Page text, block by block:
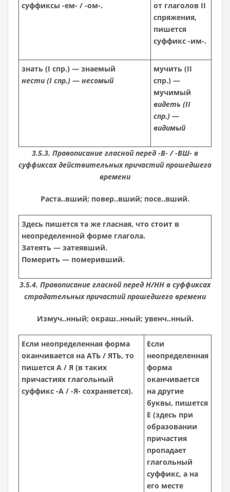
суффиксы -ем- / -ом-.
от глаголов II
спряжения,
пишется
суффикс -им-.
знать (I спр.) — знаемый
нести (I спр.) — несомый
мучить (II
спр.) —
мучимый
видеть (II
спр.) —
видимый
3.5.3. Правописание гласной перед -В- / -ВШ- в
суффиксах действительных причастий прошедшего
времени
Раста..вший; повер..вший; посе..вший.
Здесь пишется та же гласная, что стоит в
неопределенной форме глагола.
Затеять — затеявший.
Померить — померивший.
3.5.4. Правописание гласной перед Н/НН в суффиксах
страдательных причастий прошедшего времени
Измуч..нный; окраш..нный; увенч..нный.
Если неопределенная форма
оканчивается на АТЬ / ЯТЬ, то
пишется А / Я (в таких
причастиях глагольный
суффикс -А / -Я- сохраняется).
Если
неопределенная
форма
оканчивается
на другие
буквы, пишется
Е (здесь при
образовании
причастия
пропадает
глагольный
суффикс, а на
его месте